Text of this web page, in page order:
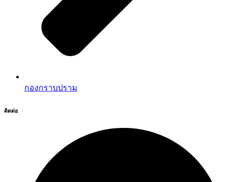
กองกราบปราม
ติดต่อ